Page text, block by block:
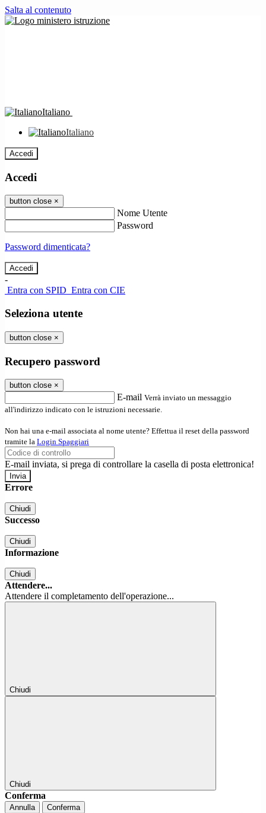
Salta al contenuto
Italiano
Italiano
Accedi
Accedi
button close ×
Nome Utente
Password
Password dimenticata?
-
Entra con SPID Entra con CIE
Seleziona utente
button close ×
Recupero password
button close ×
E-mail Verrà inviato un messaggio
all'indirizzo indicato con le istruzioni necessarie.
Non hai una e-mail associata al nome utente? Effettua il reset della password
tramite la Login Spaggiari
E-mail inviata, si prega di controllare la casella di posta elettronica!
Errore
Chiudi
Successo
Chiudi
Informazione
Chiudi
Attendere...
Attendere il completamento dell'operazione...
Chiudi
Chiudi
Conferma
Annulla Conferma